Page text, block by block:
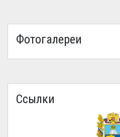
Фотогалереи
Ссылки